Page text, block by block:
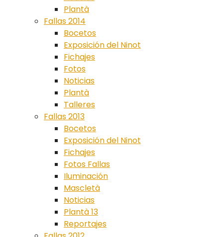
Plantà
Fallas 2014
Bocetos
Exposición del Ninot
Fichajes
Fotos
Noticias
Plantà
Talleres
Fallas 2013
Bocetos
Exposición del Ninot
Fichajes
Fotos Fallas
Iluminación
Mascletà
Noticias
Plantà 13
Reportajes